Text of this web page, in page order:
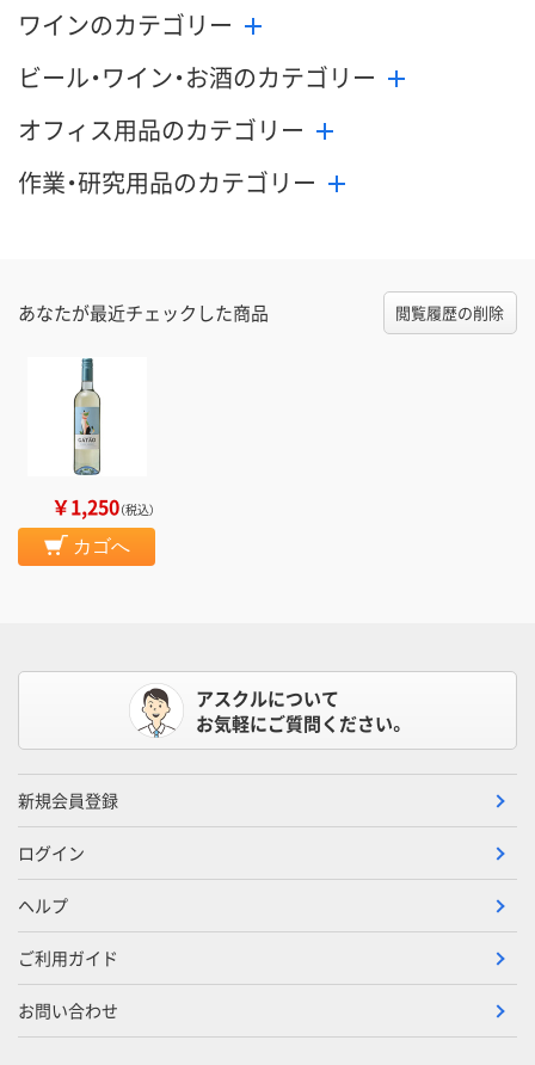
ワインのカテゴリー
ビール・ワイン・お酒のカテゴリー
オフィス用品のカテゴリー
作業・研究用品のカテゴリー
あなたが最近チェックした商品 閲覧履歴の削除
￥1,250（税込）
カゴへ
アスクルについて
お気軽にご質問ください。
新規会員登録
ログイン
ヘルプ
ご利用ガイド
お問い合わせ